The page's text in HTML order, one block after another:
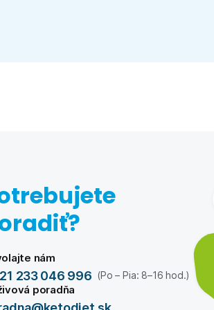
nám
233 046 996 (Po – Pia: 8–16 hod.)
poradňa